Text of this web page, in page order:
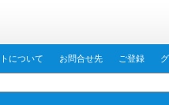
について お問合せ先 ご登録